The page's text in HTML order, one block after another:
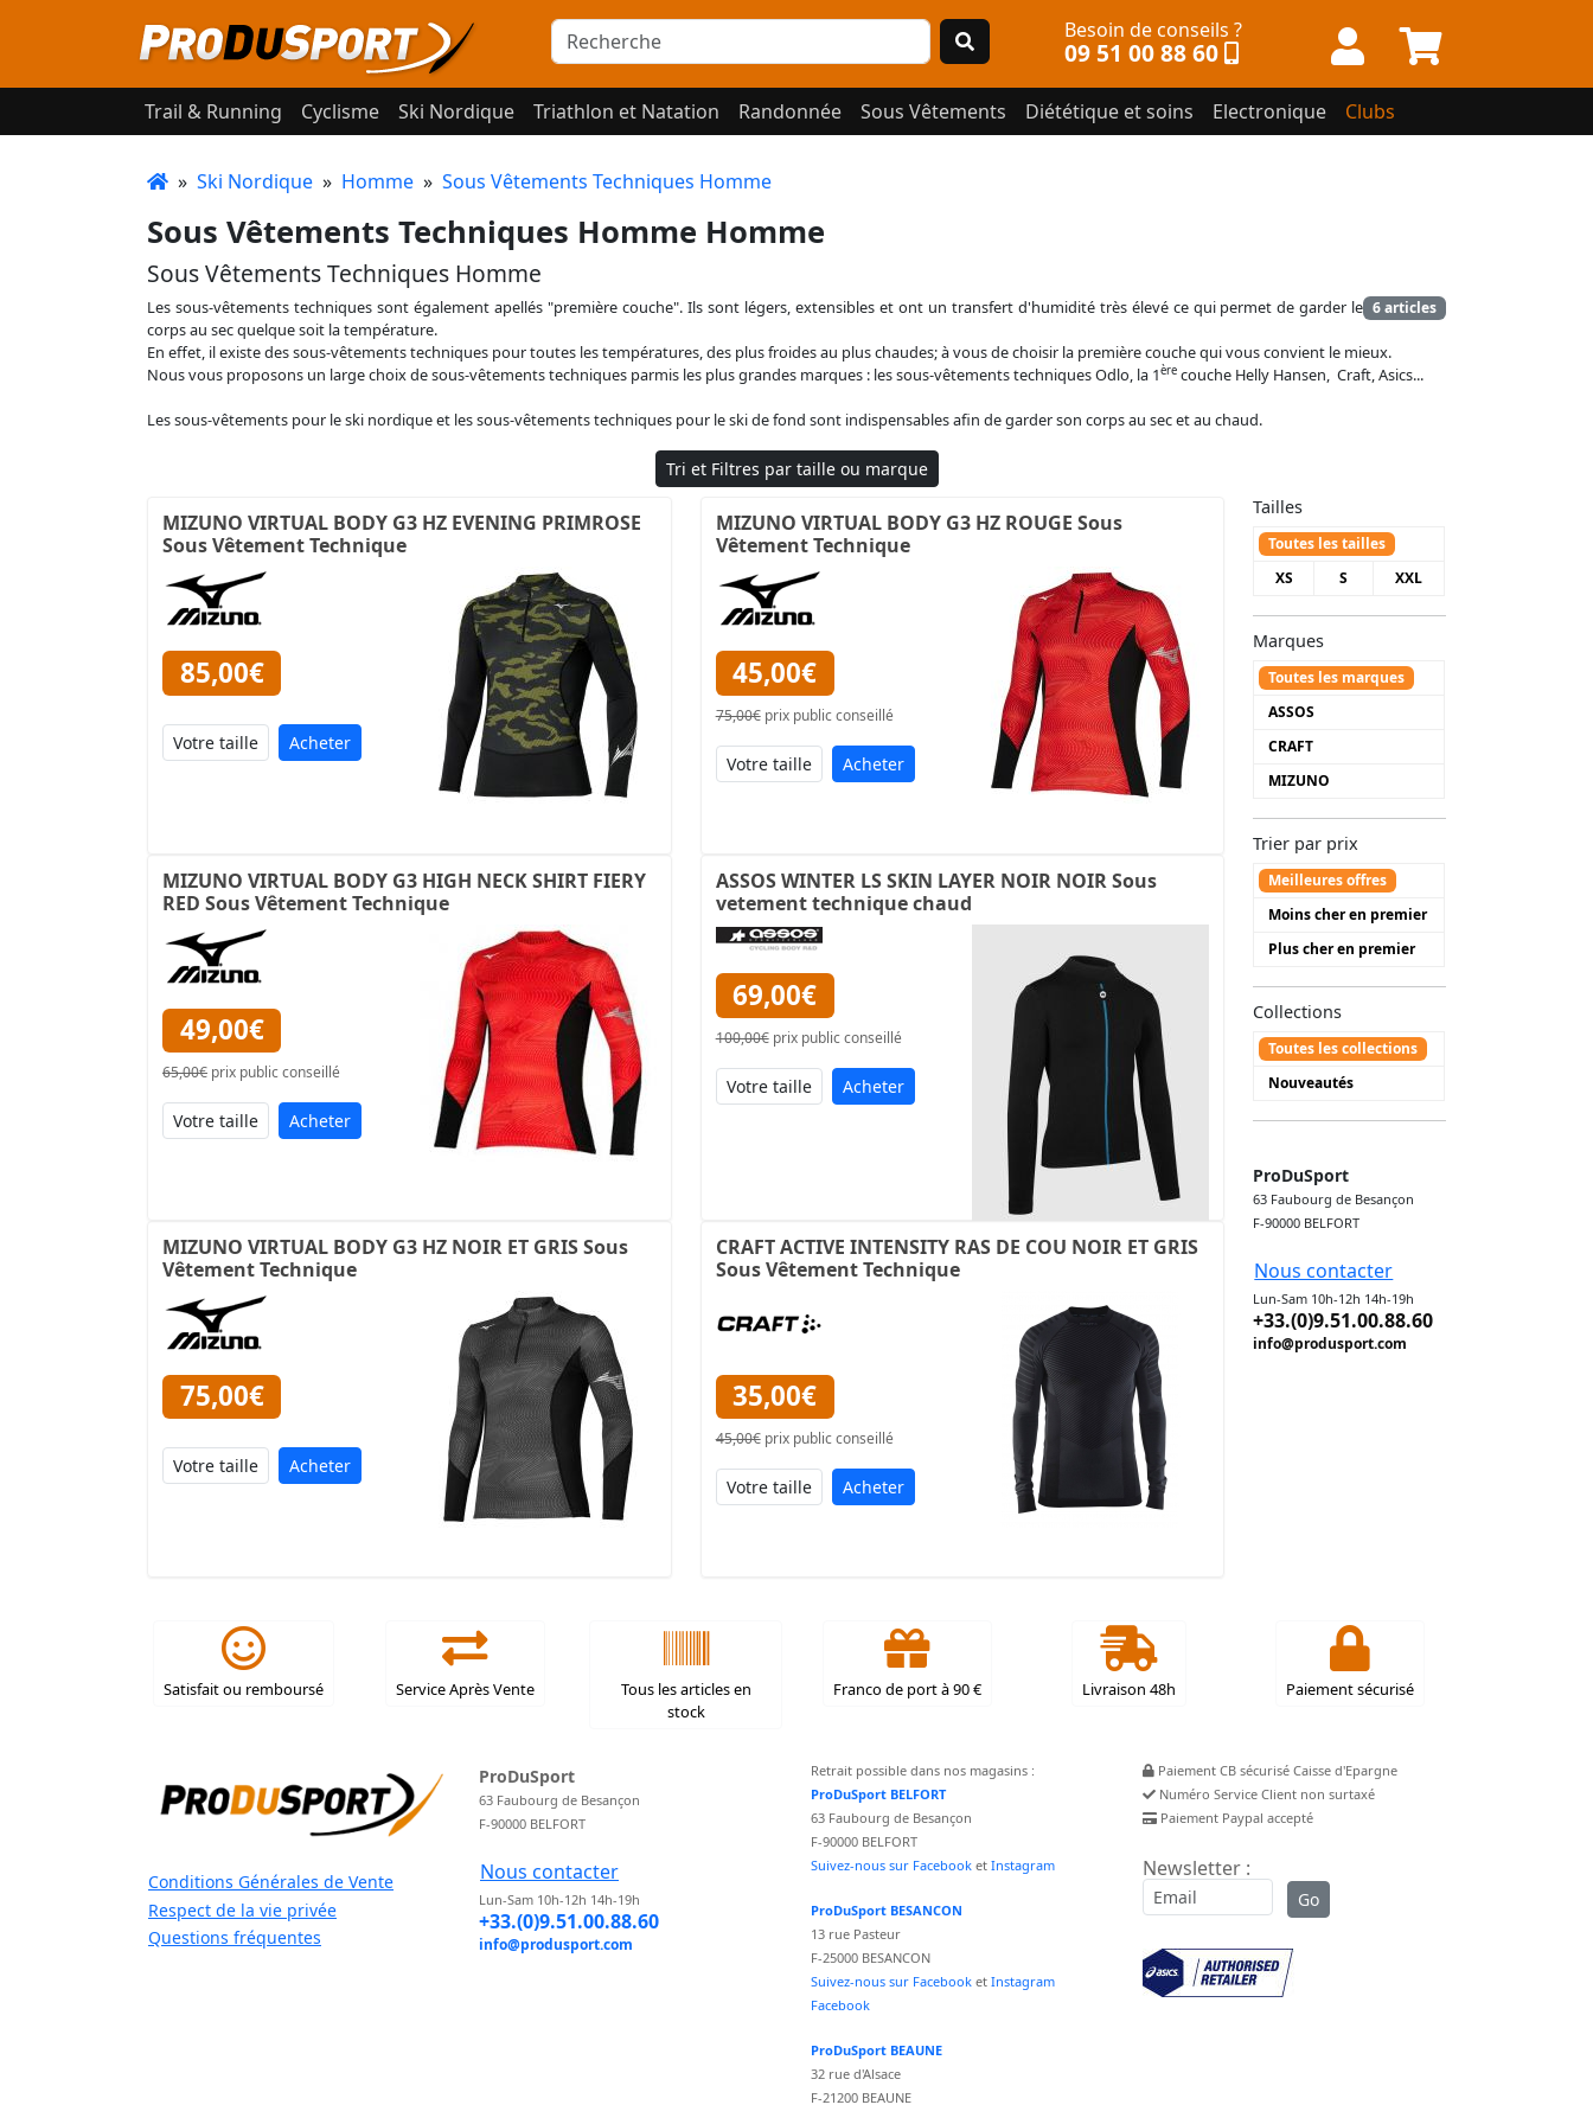
Besoin de conseils ?
09 51 00 88 60
Trail & Running Cyclisme Ski Nordique Triathlon et Natation Randonnée Sous Vêtements Diététique et soins Electronique Clubs
» Ski Nordique » Homme » Sous Vêtements Techniques Homme
Sous Vêtements Techniques Homme Homme
Sous Vêtements Techniques Homme
6 articles
Les sous-vêtements techniques sont également apellés "première couche". Ils sont légers, extensibles et ont un transfert d'humidité très élevé ce qui permet de garder le
corps au sec quelque soit la température.
En effet, il existe des sous-vêtements techniques pour toutes les températures, des plus froides au plus chaudes; à vous de choisir la première couche qui vous convient le mieux.
Nous vous proposons un large choix de sous-vêtements techniques parmis les plus grandes marques : les sous-vêtements techniques Odlo, la 1ère couche Helly Hansen, Craft, Asics...
Les sous-vêtements pour le ski nordique et les sous-vêtements techniques pour le ski de fond sont indispensables afin de garder son corps au sec et au chaud.
Tri et Filtres par taille ou marque
MIZUNO VIRTUAL BODY G3 HZ EVENING PRIMROSE
Sous Vêtement Technique
85,00€
Acheter
MIZUNO VIRTUAL BODY G3 HZ ROUGE Sous
Vêtement Technique
45,00€
75,00€ prix public conseillé
Acheter
MIZUNO VIRTUAL BODY G3 HIGH NECK SHIRT FIERY
RED Sous Vêtement Technique
49,00€
65,00€ prix public conseillé
Acheter
ASSOS WINTER LS SKIN LAYER NOIR NOIR Sous
vetement technique chaud
69,00€
100,00€ prix public conseillé
Acheter
MIZUNO VIRTUAL BODY G3 HZ NOIR ET GRIS Sous
Vêtement Technique
75,00€
Acheter
CRAFT ACTIVE INTENSITY RAS DE COU NOIR ET GRIS
Sous Vêtement Technique
35,00€
45,00€ prix public conseillé
Acheter
Tailles
Toutes les tailles
XS
S XXL
Marques
Toutes les marques
ASSOS
CRAFT
MIZUNO
Trier par prix
Meilleures offres
Moins cher en premier
Plus cher en premier
Collections
Toutes les collections
Nouveautés
ProDuSport
63 Faubourg de Besançon
F-90000 BELFORT
Nous contacter
Lun-Sam 10h-12h 14h-19h
+33.(0)9.51.00.88.60
info@produsport.com
Satisfait ou remboursé Service Après Vente
Tous les articles en
stock
Franco de port à 90 € Livraison 48h Paiement sécurisé
Conditions Générales de Vente
Respect de la vie privée
Questions fréquentes
ProDuSport
63 Faubourg de Besançon
F-90000 BELFORT
Nous contacter
Lun-Sam 10h-12h 14h-19h
+33.(0)9.51.00.88.60
info@produsport.com
Retrait possible dans nos magasins :
ProDuSport BELFORT
63 Faubourg de Besançon
F-90000 BELFORT
Suivez-nous sur Facebook et Instagram
ProDuSport BESANCON
13 rue Pasteur
F-25000 BESANCON
Suivez-nous sur Facebook et Instagram
Facebook
ProDuSport BEAUNE
32 rue d'Alsace
F-21200 BEAUNE
Paiement CB sécurisé Caisse d'Epargne
Numéro Service Client non surtaxé
Paiement Paypal accepté
Newsletter :